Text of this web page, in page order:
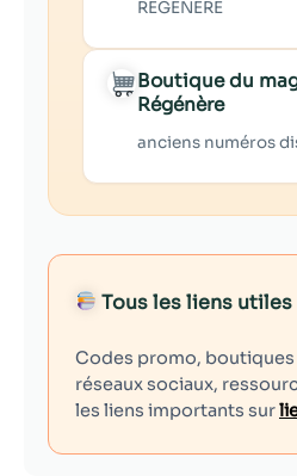
REGENERE
Boutique du
Régénère
anciens numéros
Tous les liens utiles
Codes promo, boutiques
réseaux sociaux,
les liens importants sur